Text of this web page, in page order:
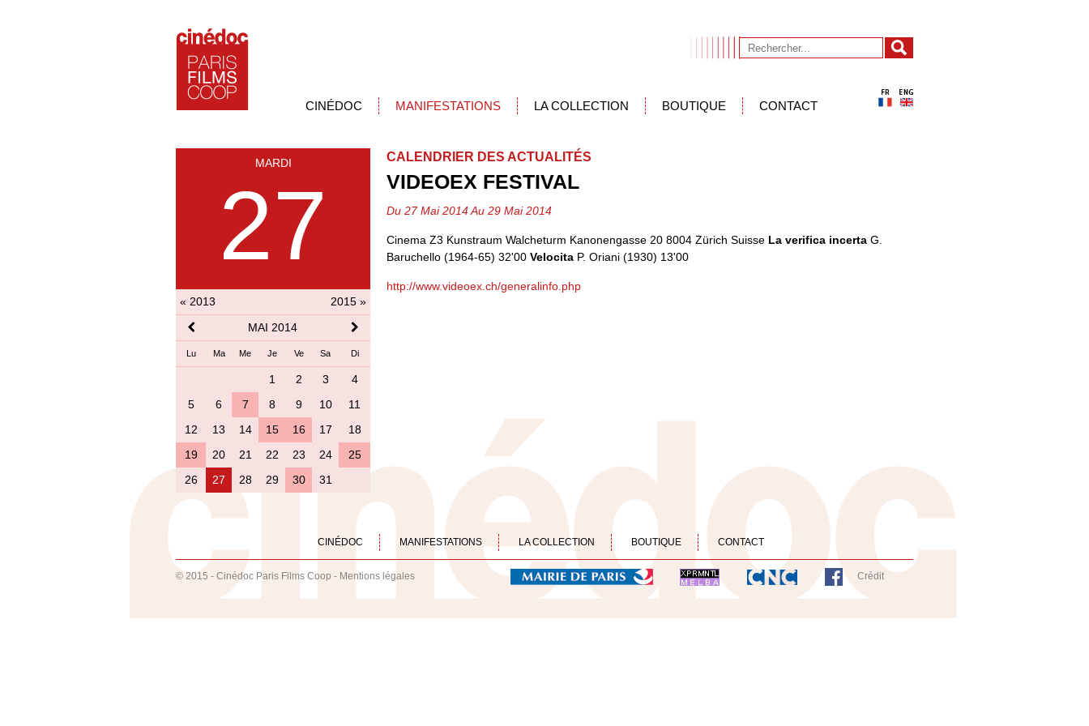
CINÉDOC MANIFESTATIONS LA COLLECTION BOUTIQUE CONTACT
MARDI
27
« 2013
2015 »
MAI 2014
Lu Ma Me Je Ve Sa Di
1 2 3
4
5
6 7 8 9 10
11
12
13 14 15 16 17
18
19
20 21 22 23 24
25
26
27 28 29 30 31
CALENDRIER DES ACTUALITÉS
VIDEOEX FESTIVAL
Du 27 Mai 2014 Au 29 Mai 2014
Cinema Z3 Kunstraum Walcheturm Kanonengasse 20 8004 Zürich Suisse La verifica incerta G.
Baruchello (1964-65) 32'00 Velocita P. Oriani (1930) 13'00
http://www.videoex.ch/generalinfo.php
CINÉDOC MANIFESTATIONS LA COLLECTION BOUTIQUE CONTACT
© 2015 - Cinédoc Paris Films Coop - Mentions légales Crédit